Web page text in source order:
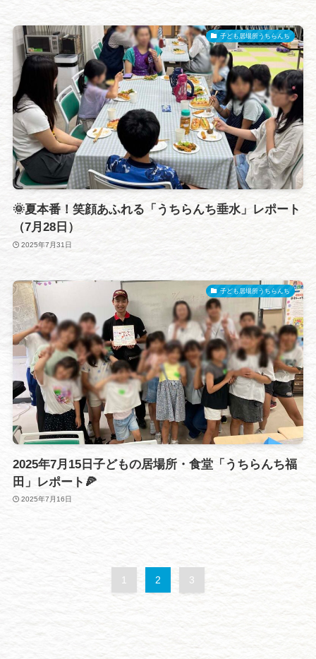
子ども居場所うちらんち
🌞夏本番！笑顔あふれる「うちらんち垂水」レポート
（7月28日）
2025年7月31日
子ども居場所うちらんち
2025年7月15日子どもの居場所・食堂「うちらんち福
田」レポート🍕
2025年7月16日
1 2 3